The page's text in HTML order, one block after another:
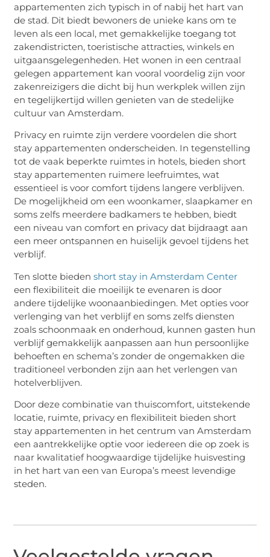
appartementen zich typisch in of nabij het hart van
de stad. Dit biedt bewoners de unieke kans om te
leven als een local, met gemakkelijke toegang tot
zakendistricten, toeristische attracties, winkels en
uitgaansgelegenheden. Het wonen in een centraal
gelegen appartement kan vooral voordelig zijn voor
zakenreizigers die dicht bij hun werkplek willen zijn
en tegelijkertijd willen genieten van de stedelijke
cultuur van Amsterdam.
Privacy en ruimte zijn verdere voordelen die short
stay appartementen onderscheiden. In tegenstelling
tot de vaak beperkte ruimtes in hotels, bieden short
stay appartementen ruimere leefruimtes, wat
essentieel is voor comfort tijdens langere verblijven.
De mogelijkheid om een woonkamer, slaapkamer en
soms zelfs meerdere badkamers te hebben, biedt
een niveau van comfort en privacy dat bijdraagt aan
een meer ontspannen en huiselijk gevoel tijdens het
verblijf.
Ten slotte biedenshort stay in Amsterdam Center
een flexibiliteit die moeilijk te evenaren is door
andere tijdelijke woonaanbiedingen. Met opties voor
verlenging van het verblijf en soms zelfs diensten
zoals schoonmaak en onderhoud, kunnen gasten hun
verblijf gemakkelijk aanpassen aan hun persoonlijke
behoeften en schema’s zonder de ongemakken die
traditioneel verbonden zijn aan het verlengen van
hotelverblijven.
Door deze combinatie van thuiscomfort, uitstekende
locatie, ruimte, privacy en flexibiliteit bieden short
stay appartementen in het centrum van Amsterdam
een aantrekkelijke optie voor iedereen die op zoek is
naar kwalitatief hoogwaardige tijdelijke huisvesting
in het hart van een van Europa’s meest levendige
steden.